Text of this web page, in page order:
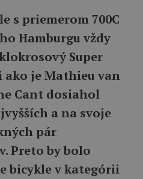
s priemerom 700C
Hamburgu vždy
Super
ako je Mathieu van
Cant dosiahol
a na svoje
pár
Preto by bolo
bicykle v kategórii